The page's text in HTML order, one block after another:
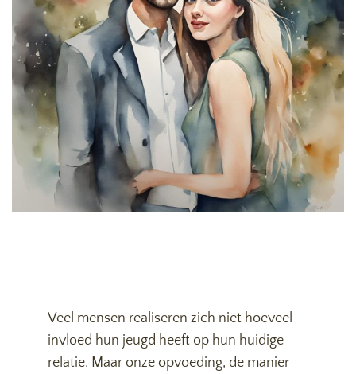
Veel mensen realiseren zich niet hoeveel
invloed hun jeugd heeft op hun huidige
relatie. Maar onze opvoeding, de manier